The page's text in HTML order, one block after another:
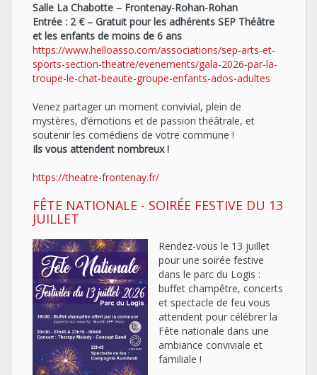
Salle La Chabotte – Frontenay-Rohan-Rohan
Entrée : 2 € – Gratuit pour les adhérents SEP Théâtre
et les enfants de moins de 6 ans
https://www.helloasso.com/associations/sep-arts-et-
sports-section-theatre/evenements/gala-2026-par-la-
troupe-le-chat-beaute-groupe-enfants-ados-adultes
Venez partager un moment convivial, plein de
mystères, d’émotions et de passion théâtrale, et
soutenir les comédiens de votre commune !
Ils vous attendent nombreux !
https://theatre-frontenay.fr/
FÊTE NATIONALE - SOIRÉE FESTIVE DU 13
JUILLET
Rendez-vous le 13 juillet
pour une soirée festive
dans le parc du Logis :
buffet champêtre, concerts
et spectacle de feu vous
attendent pour célébrer la
Fête nationale dans une
ambiance conviviale et
familiale !